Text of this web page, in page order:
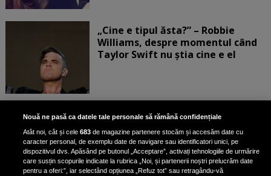
„Cine e tipul ăsta?” – Robbie
Williams, despre momentul când
Taylor Swift nu știa cine e el
Bruce Dickinson, solistul trupei
Iron Maiden, şi-a arătat talentul
de scrimer la un concurs în Franţa
Nouă ne pasă ca datele tale personale să rămână confidențiale
Atât noi, cât și cele683 de magazine partenere stocăm și accesăm date cu
caracter personal, de exemplu date de navigare sau identificatori unici, pe
dispozitivul dvs. Apăsând pe butonul „Acceptare”, activați tehnologiile de urmărire
care susțin scopurile indicate la rubrica „Noi, și partenerii noștri prelucrăm date
pentru a oferi:”, iar selectând opțiunea „Refuz tot” sau retragându-vă